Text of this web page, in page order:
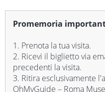
eventi come messe,
speciali.
Nota importante:
ATTENZIONE:
Promemoria
1. Prenota la tua visita.
2. Ricevi il biglietto via
precedenti la visita.
3. Ritira esclusivamente
OhMyGuide – Roma